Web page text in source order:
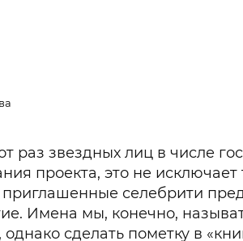
раз звездных лиц в числе
проекта, это не исключает
селебрити
Имена мы, конечно,
сделать пометку в